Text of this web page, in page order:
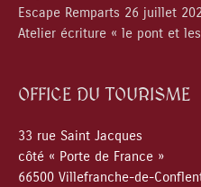
Escape Remparts 26 juillet
Atelier écriture « le pont et
OFFICE DU TOURISME
33 rue Saint Jacques
côté « Porte de France »
66500 Villefranche-de-